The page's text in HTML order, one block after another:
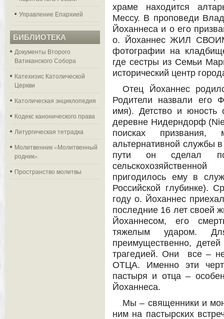
Управление Епархией
БИБЛИОТЕКА
Документы Второго
Ватиканского Собора
Катехизис Католической
Церкви
Католическая энциклопедия
Кодекс канонического права
Литургическая тетрадка
Молитвенник «Молитвенный
родник»
Пространство молитвы
храме находится
Мессу. В проповеди
Йоханнеса и о его
о. Йоханнес ЖИЛ
фотографии на
где сестры из Семьи
исторический центр
Отец Йоханнес
Родители назвали его
имя). Детство и юность
деревне Нидерндорф
поисках
альтернативной службы
пути он сделал
пригодилось ему в
Российской глубинке).
году о. Йоханнес
последние 16 лет своей
Йоханнесом, его
тяжелым ударом.
преимущественно,
трагедией. Они все –
ОТЦА. Именно эти
пастыря и отца –
Йоханнеса.
Мы – священники и
ним на пастырских